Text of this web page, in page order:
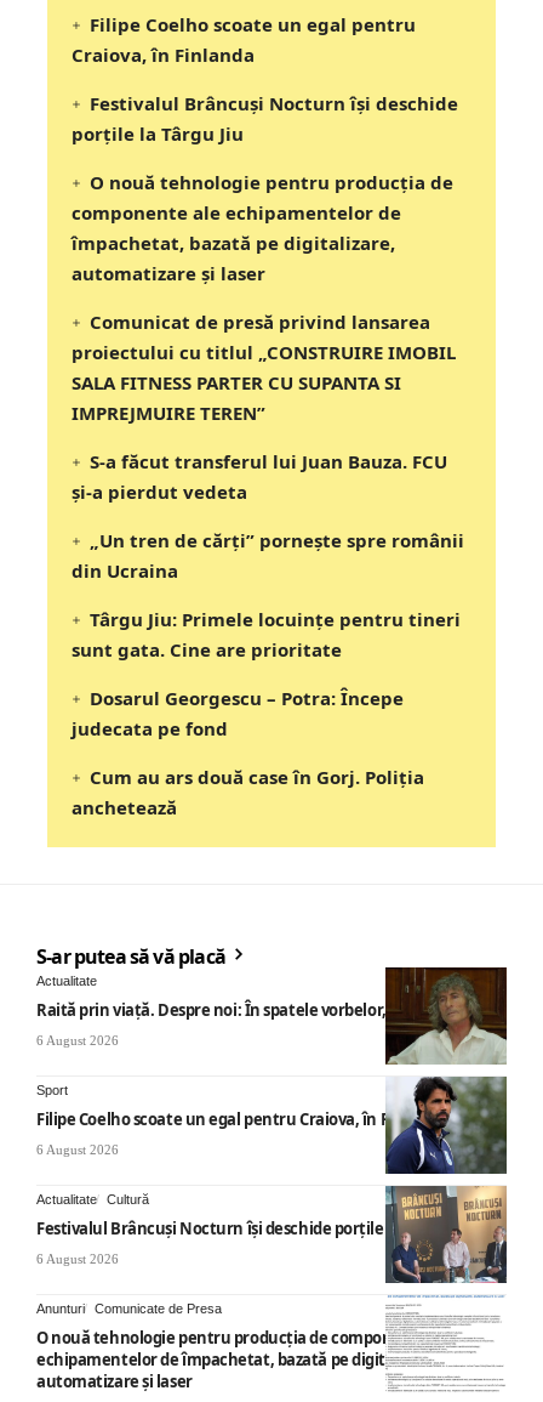
Filipe Coelho scoate un egal pentru
Craiova, în Finlanda
Festivalul Brâncuși Nocturn își deschide
porțile la Târgu Jiu
O nouă tehnologie pentru producția de
componente ale echipamentelor de
împachetat, bazată pe digitalizare,
automatizare și laser
Comunicat de presă privind lansarea
proiectului cu titlul „CONSTRUIRE IMOBIL
SALA FITNESS PARTER CU SUPANTA SI
IMPREJMUIRE TEREN”
S-a făcut transferul lui Juan Bauza. FCU
și-a pierdut vedeta
„Un tren de cărți” pornește spre românii
din Ucraina
Târgu Jiu: Primele locuințe pentru tineri
sunt gata. Cine are prioritate
Dosarul Georgescu – Potra: Începe
judecata pe fond
Cum au ars două case în Gorj. Poliția
anchetează
S-ar putea să vă placă
Actualitate
Raită prin viață. Despre noi: În spatele vorbelor, „nemicuri”
6 August 2026
Sport
Filipe Coelho scoate un egal pentru Craiova, în Finlanda
6 August 2026
Actualitate Cultură
Festivalul Brâncuși Nocturn își deschide porțile la Târgu Jiu
6 August 2026
Anunturi Comunicate de Presa
O nouă tehnologie pentru producția de componente ale
echipamentelor de împachetat, bazată pe digitalizare,
automatizare și laser